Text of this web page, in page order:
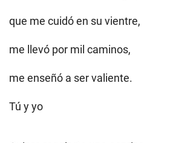
que me cuidó en su vientre,
me llevó por mil caminos,
me enseñó a ser valiente.
Tú y yo